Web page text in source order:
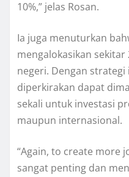
10%,” jelas Rosan.
Ia juga menuturkan
mengalokasikan sekitar
negeri. Dengan
diperkirakan dapat
sekali untuk investasi
maupun internasional.
“Again, to create more
sangat penting dan